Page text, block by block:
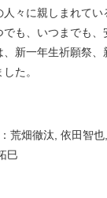
々に親しまれて
でも、いつまでも
、新一年生祈願祭
た。
荒畑徹汰, 依田智
巳